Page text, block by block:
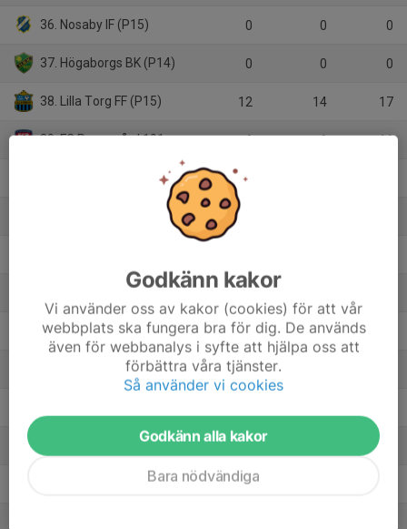
36. Nosaby IF (P15) 0 0 0
37. Högaborgs BK (P14) 0 0 0
38. Lilla Torg FF (P15) 12 14 17
39. FC Rosengård 1917 (P15) 6 6 11
1
41. Helsingborgs IF (P15) 16
43. Genarps IF (P15)
44. Klågerups GoIF (P15) 4 -9
45. Wä IF (P15 Sk) 7
10 10
2
Godkänn kakor
Vi använder oss av kakor (cookies) för att vår
webbplats ska fungera bra för dig. De används
även för webbanalys i syfte att hjälpa oss att
förbättra våra tjänster.
Så använder vi cookies
Godkänn alla kakor
Bara nödvändiga